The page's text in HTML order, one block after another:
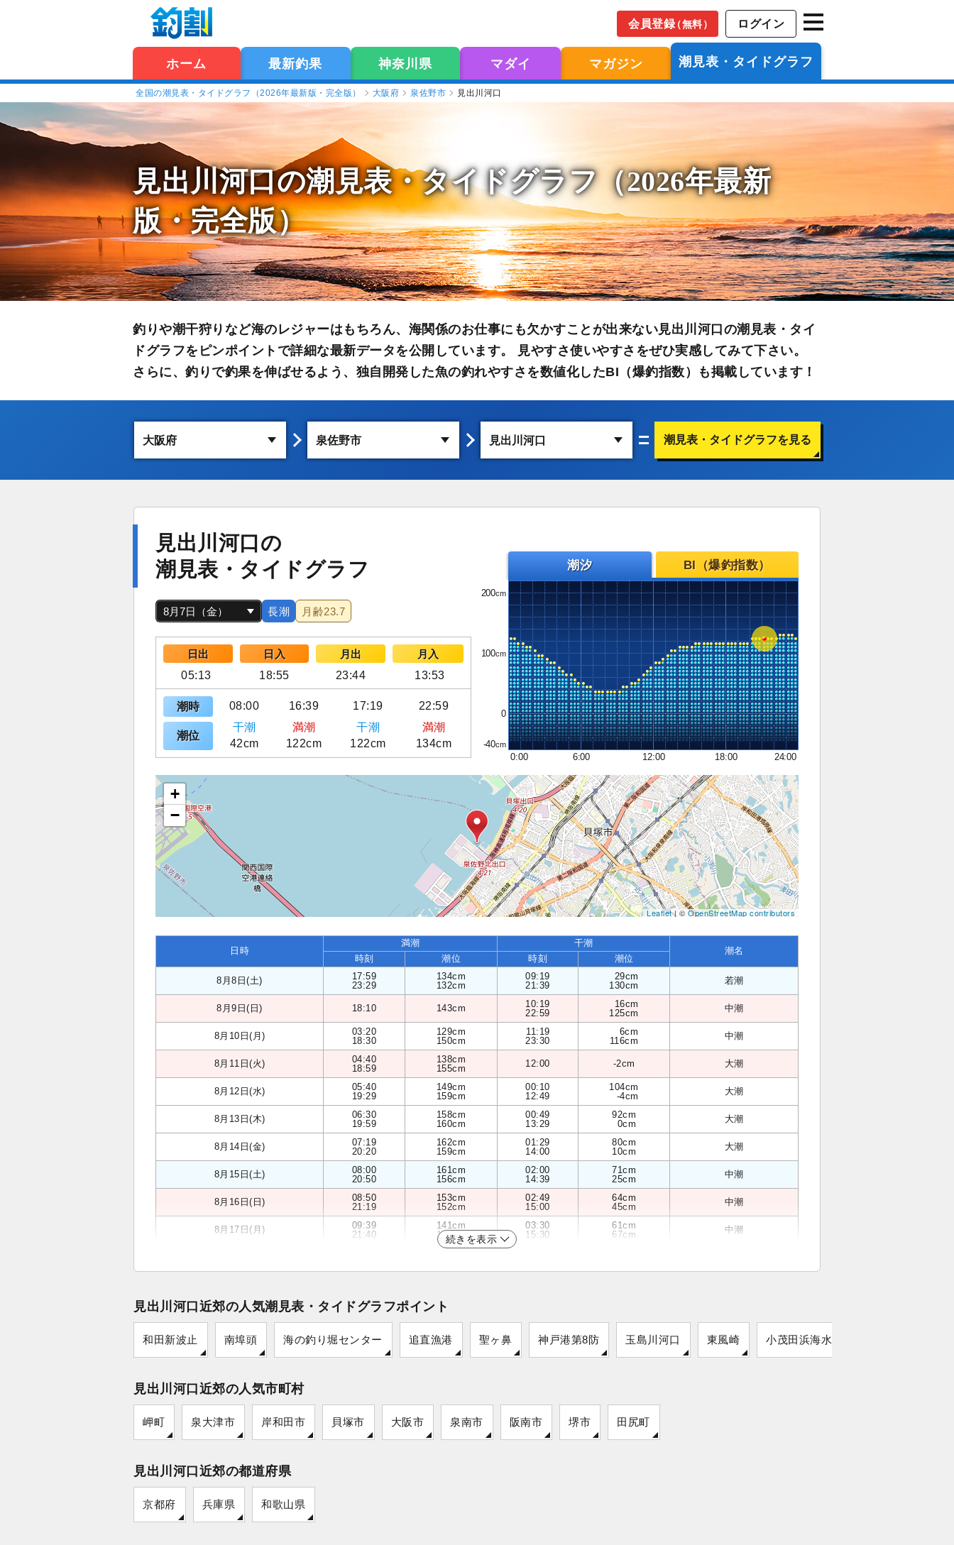
会員登録（無料） ログイン
ホーム 最新釣果 神奈川県 マダイ マガジン 潮見表・タイドグラフ
全国の潮見表・タイドグラフ（2026年最新版・完全版） 大阪府 泉佐野市 見出川河口
見出川河口の潮見表・タイドグラフ（2026年最新
版・完全版）
釣りや潮干狩りなど海のレジャーはもちろん、海関係のお仕事にも欠かすことが出来ない見出川河口の潮見表・タイ
ドグラフをピンポイントで詳細な最新データを公開しています。 見やすさ使いやすさをぜひ実感してみて下さい。
さらに、釣りで釣果を伸ばせるよう、独自開発した魚の釣れやすさを数値化したBI（爆釣指数）も掲載しています！
潮見表・タイドグラフを見る
見出川河口の
潮見表・タイドグラフ
長潮 月齢23.7
日出 日入 月出
月入
05:13
18:55 23:44 13:53
潮時 08:00 16:39 17:19 22:59
潮位
干潮 満潮 干潮
満潮
42cm
122cm 122cm 134cm
潮汐 BI（爆釣指数）
200
100
0
-40
0:00
6:00 12:00 18:00 24:00
+
−
Leaflet| ©OpenStreetMap contributors
日時
満潮 干潮
潮名
時刻 潮位 時刻 潮位
8月8日(土)
17:59
23:29
134cm
132cm
09:19
21:39
29cm
130cm
若潮
8月9日(日) 18:10 143cm
10:19
22:59
16cm
125cm
中潮
8月10日(月)
03:20
18:30
129cm
150cm
11:19
23:30
6cm
116cm
中潮
8月11日(火)
04:40
18:59
138cm
155cm
12:00 -2cm 大潮
8月12日(水)
05:40
19:29
149cm
159cm
00:10
12:49
104cm
-4cm
大潮
8月13日(木)
06:30
19:59
158cm
160cm
00:49
13:29
92cm
0cm
大潮
8月14日(金)
07:19
20:20
162cm
159cm
01:29
14:00
80cm
10cm
大潮
8月15日(土)
08:00
20:50
161cm
156cm
02:00
14:39
71cm
25cm
中潮
8月16日(日)
08:50
21:19
153cm
152cm
02:49
15:00
64cm
45cm
中潮
8月17日(月)
09:39
21:40
141cm
145cm
03:30
15:30
61cm
67cm
中潮
続きを表示
見出川河口近郊の人気潮見表・タイドグラフポイント
和田新波止 南埠頭 海の釣り堀センター 追直漁港 聖ヶ鼻 神戸港第8防 玉島川河口 東風崎 小茂田浜海水浴場
見出川河口近郊の人気市町村
岬町 泉大津市 岸和田市 貝塚市 大阪市 泉南市 阪南市 堺市 田尻町
見出川河口近郊の都道府県
京都府 兵庫県 和歌山県